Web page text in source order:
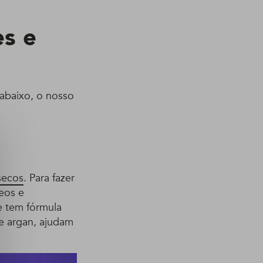
e
o nosso
. Para fazer
e
tem fórmula
argan, ajudam